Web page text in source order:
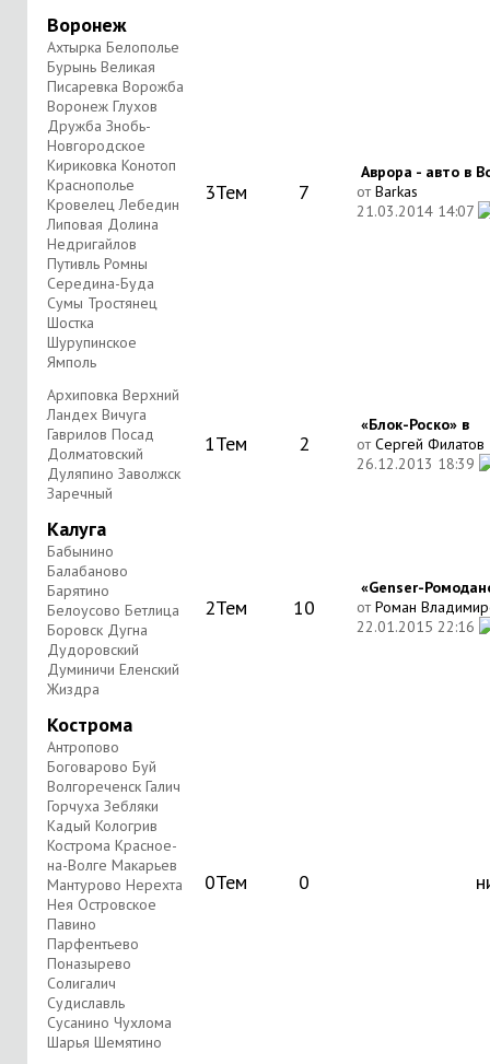
Воронеж
Ахтырка Белополье
Бурынь Великая
Писаревка Ворожба
Воронеж Глухов
Дружба Знобь-
Новгородское
Кириковка Конотоп
Краснополье
Кровелец Лебедин
Липовая Долина
Недригайлов
Путивль Ромны
Середина-Буда
Сумы Тростянец
Шостка
Шурупинское
Ямполь
3Тем 7
Аврора - авто в
отBarkas
21.03.2014 14:07
Архиповка Верхний
Ландех Вичуга
Гаврилов Посад
Долматовский
Дуляпино Заволжск
Заречный
1Тем 2
«Блок-Роско» в
отСергей Филатов
26.12.2013 18:39
Калуга
Бабынино
Балабаново
Барятино
Белоусово Бетлица
Боровск Дугна
Дудоровский
Думиничи Еленский
Жиздра
2Тем 10
«Genser-
отРоман
22.01.2015 22:16
Кострома
Антропово
Боговарово Буй
Волгореченск Галич
Горчуха Зебляки
Кадый Кологрив
Кострома Красное-
на-Волге Макарьев
Мантурово Нерехта
Нея Островское
Павино
Парфентьево
Поназырево
Солигалич
Судиславль
Сусанино Чухлома
Шарья Шемятино
0Тем 0